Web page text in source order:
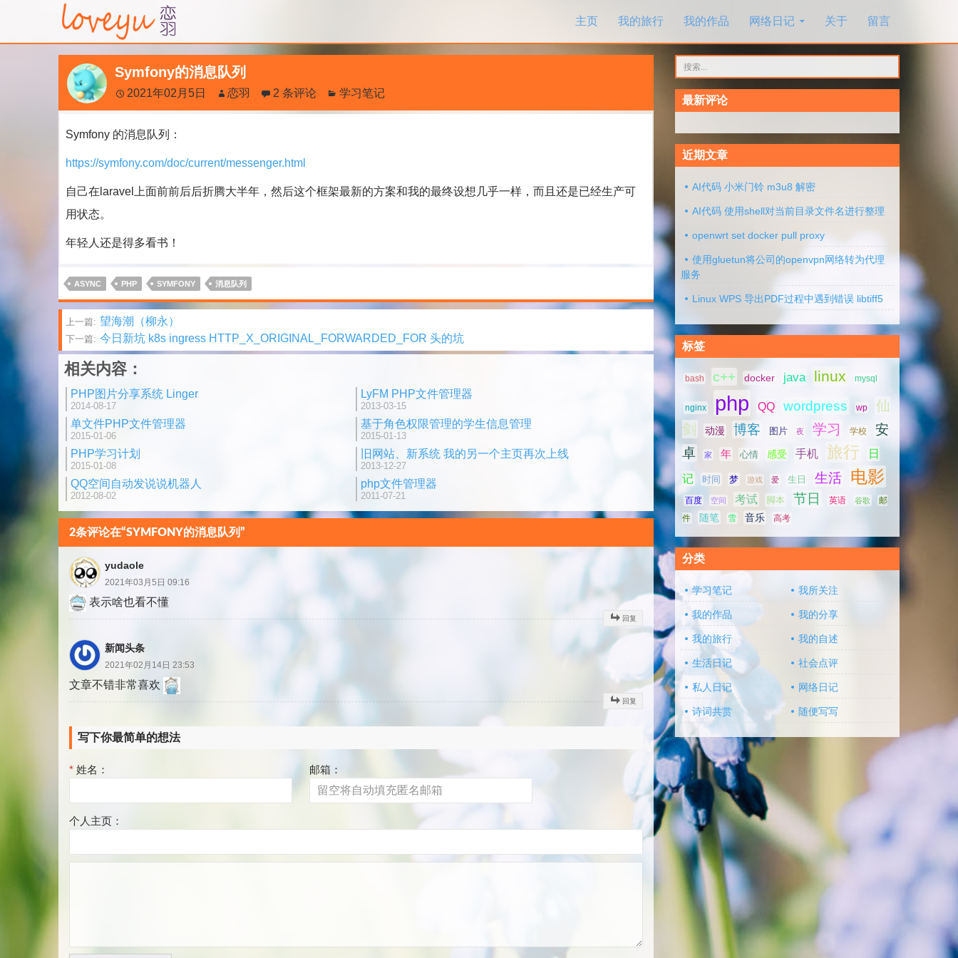
主页
我的旅行 我的作品 网络日记 关于 留言
Symfony的消息队列
2021年02月5日 恋羽 2 条评论 学习笔记
Symfony 的消息队列：
https://symfony.com/doc/current/messenger.html
自己在laravel上面前前后后折腾大半年，然后这个框架最新的方案和我的最终设想几乎一样，而且还是已经生产可
用状态。
年轻人还是得多看书！
ASYNC PHP SYMFONY 消息队列
文
章
分
页
上一篇: 望海潮（柳永）
下一篇: 今日新坑 k8s ingress HTTP_X_ORIGINAL_FORWARDED_FOR 头的坑
相关内容：
PHP图片分享系统 Linger
2014-08-17
LyFM PHP文件管理器
2013-03-15
单文件PHP文件管理器
2015-01-06
基于角色权限管理的学生信息管理
2015-01-13
PHP学习计划
2015-01-08
旧网站、新系统 我的另一个主页再次上线
2013-12-27
QQ空间自动发说说机器人
2012-08-02
php文件管理器
2011-07-21
2条评论在“SYMFONY的消息队列”
yudaole
2021年03月5日 09:16
表示啥也看不懂
回复
新闻头条
2021年02月14日 23:53
文章不错非常喜欢
回复
写下你最简单的想法
* 姓名： 邮箱：
个人主页：
索：
最新评论
近期文章
AI代码 小米门铃 m3u8 解密
AI代码 使用shell对当前目录文件名进行整理
openwrt set docker pull proxy
使用gluetun将公司的openvpn网络转为代理
服务
Linux WPS 导出PDF过程中遇到错误 libtiff5
标签
bash c++ docker java linux mysql
nginx php QQ wordpress wp
仙
剑
动漫 博客 图片 夜 学习 学校
安
卓
家 年 心情 感受 手机 旅行 日
记 时间 梦 游戏 爱 生日 生活 电影
百度 空间 考试 脚本 节日 英语 谷歌 邮
件 随笔 雪 音乐 高考
分类
学习笔记 我所关注
我的作品 我的分享
我的旅行 我的自述
生活日记 社会点评
私人日记 网络日记
诗词共赏 随便写写